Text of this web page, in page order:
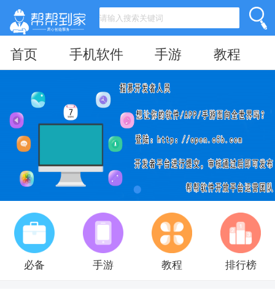
首页 手机软件 手游 教程
必备 手游 教程 排行榜